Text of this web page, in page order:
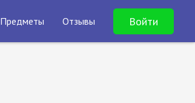
Предметы Отзывы Войти